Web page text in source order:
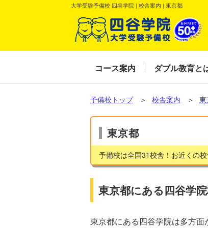
大学受験予備校 四谷学院 | 校舎案内 | 東京都
コース案内 ダブル教育と
予備校トップ＞校舎案内＞
東京都
予備校は全国31校舎！お近くの
東京都にある四谷学
東京都にある四谷学院は多方